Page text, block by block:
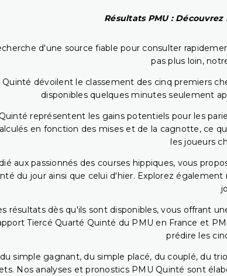
Résultats PMU :
d'une source fiable pour consulter
pas plus loin,
Quinté dévoilent le classement des cinq premiers
disponibles quelques minutes seulement
représentent les gains potentiels pour les
en fonction des mises et de la cagnotte, ce
les joueurs
aux passionnés des courses hippiques, vous
du jour ainsi que celui d'hier. Explorez
résultats dès qu'ils sont disponibles, vous offrant
Tiercé Quarté Quinté du PMU en France et
prédire les
simple gagnant, du simple placé, du couplé, du
Nos analyses et pronostics PMU Quinté sont